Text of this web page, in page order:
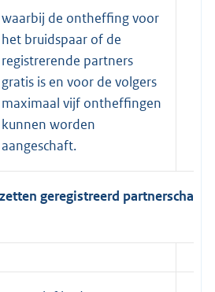
waarbij de ontheffing voor
het bruidspaar of de
registrerende partners
gratis is en voor de volgers
maximaal vijf ontheffingen
kunnen worden
aangeschaft.
geregistreerd partnerschap